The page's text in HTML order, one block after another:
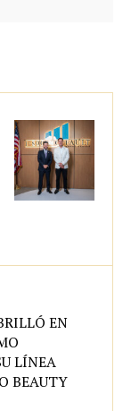
EN
LÍNEA
BEAUTY